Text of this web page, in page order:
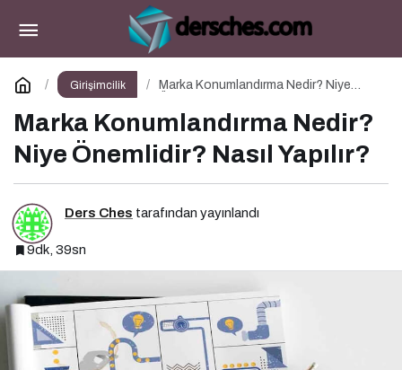
Girişimcilik
Marka Konumlandırma Nedir? Niye
Marka Konumlandırma Nedir?
Niye Önemlidir? Nasıl Yapılır?
Ders Ches tarafından yayınlandı
9dk, 39sn
Kurumsal Kimlik Nedir? Kurumsal Kimlik Niye
Önemlidir? Kurumsal Kimlik Nasıl Yapılır?
Yorum Yap